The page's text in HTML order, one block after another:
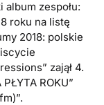
album zespołu:
roku na listę
2018: polskie
zajął 4.
ROKU”